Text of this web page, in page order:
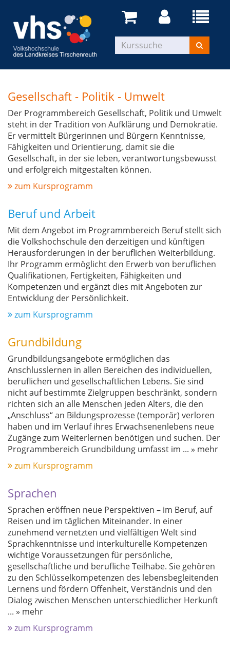
Gesellschaft - Politik - Umwelt
Der Programmbereich Gesellschaft, Politik und Umwelt
steht in der Tradition von Aufklärung und Demokratie.
Er vermittelt Bürgerinnen und Bürgern Kenntnisse,
Fähigkeiten und Orientierung, damit sie die
Gesellschaft, in der sie leben, verantwortungsbewusst
und erfolgreich mitgestalten können.
zum Kursprogramm
Beruf und Arbeit
Mit dem Angebot im Programmbereich Beruf stellt sich
die Volkshochschule den derzeitigen und künftigen
Herausforderungen in der beruflichen Weiterbildung.
Ihr Programm ermöglicht den Erwerb von beruflichen
Qualifikationen, Fertigkeiten, Fähigkeiten und
Kompetenzen und ergänzt dies mit Angeboten zur
Entwicklung der Persönlichkeit.
zum Kursprogramm
Grundbildung
Grundbildungsangebote ermöglichen das
Anschlusslernen in allen Bereichen des individuellen,
beruflichen und gesellschaftlichen Lebens. Sie sind
nicht auf bestimmte Zielgruppen beschränkt, sondern
richten sich an alle Menschen jeden Alters, die den
„Anschluss“ an Bildungsprozesse (temporär) verloren
haben und im Verlauf ihres Erwachsenenlebens neue
Zugänge zum Weiterlernen benötigen und suchen. Der
Programmbereich Grundbildung umfasst im ... » mehr
zum Kursprogramm
Sprachen
Sprachen eröffnen neue Perspektiven – im Beruf, auf
Reisen und im täglichen Miteinander. In einer
zunehmend vernetzten und vielfältigen Welt sind
Sprachkenntnisse und interkulturelle Kompetenzen
wichtige Voraussetzungen für persönliche,
gesellschaftliche und berufliche Teilhabe. Sie gehören
zu den Schlüsselkompetenzen des lebensbegleitenden
Lernens und fördern Offenheit, Verständnis und den
Dialog zwischen Menschen unterschiedlicher Herkunft
... » mehr
zum Kursprogramm